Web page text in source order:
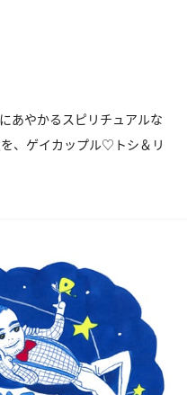
あやかるスピリチュアルな
、ゲイカップル♡トシ＆リ